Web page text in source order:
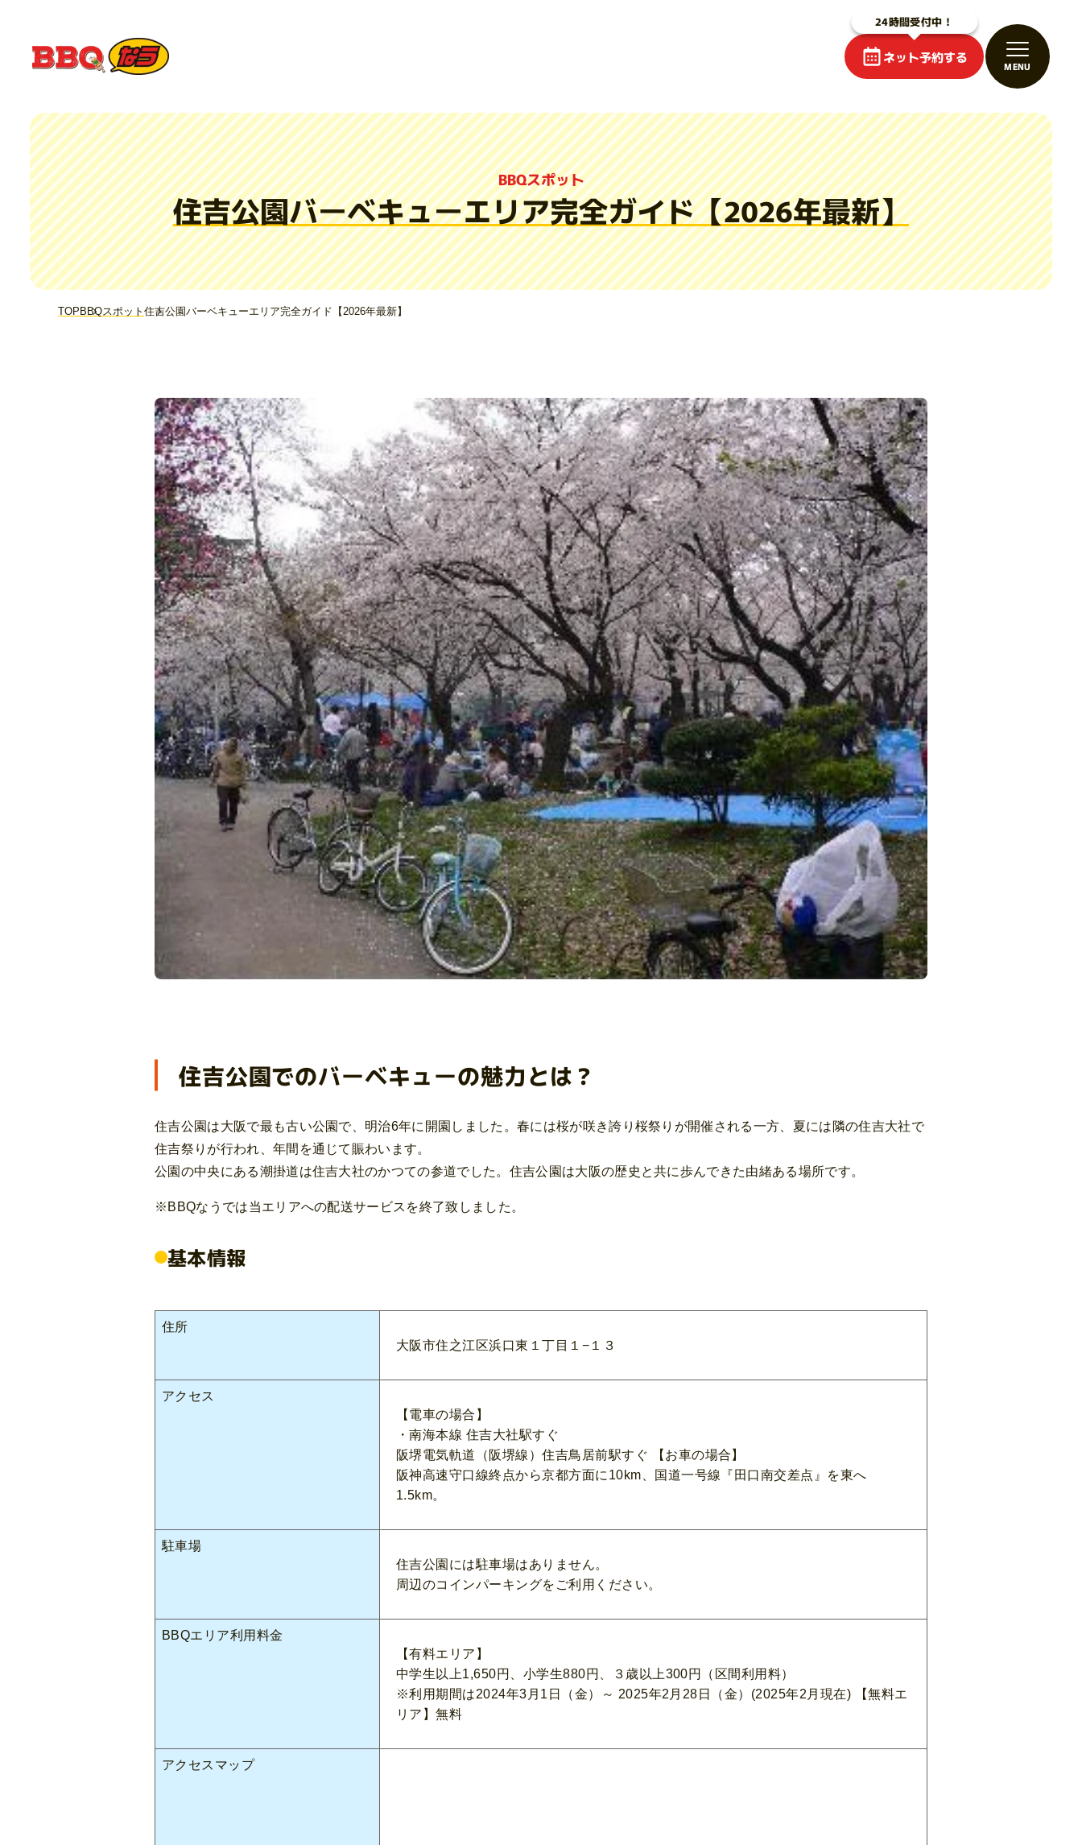
ネット予約する
BBQスポット
住吉公園バーベキューエリア完全ガイド【2026年最新】
TOP BBQスポット 住吉公園バーベキューエリア完全ガイド【2026年最新】
住吉公園でのバーベキューの魅力とは？
住吉公園は大阪で最も古い公園で、明治6年に開園しました。春には桜が咲き誇り桜祭りが開催される一方、夏には隣の住吉大社で
住吉祭りが行われ、年間を通じて賑わいます。
公園の中央にある潮掛道は住吉大社のかつての参道でした。住吉公園は大阪の歴史と共に歩んできた由緒ある場所です。
※BBQなうでは当エリアへの配送サービスを終了致しました。
基本情報
住所
大阪市住之江区浜口東１丁目１−１３
アクセス
【電車の場合】
・南海本線 住吉大社駅すぐ
阪堺電気軌道（阪堺線）住吉鳥居前駅すぐ 【お車の場合】
阪神高速守口線終点から京都方面に10km、国道一号線『田口南交差点』を東へ
1.5km。
駐車場
住吉公園には駐車場はありません。
周辺のコインパーキングをご利用ください。
BBQエリア利用料金
【有料エリア】
中学生以上1,650円、小学生880円、３歳以上300円（区間利用料）
※利用期間は2024年3月1日（金）～ 2025年2月28日（金）(2025年2月現在) 【無料エ
リア】無料
アクセスマップ